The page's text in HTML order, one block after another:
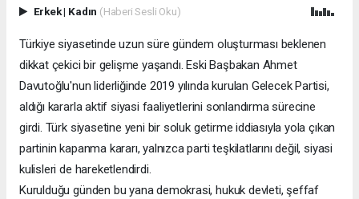
Erkek| Kadın (Haberi Sesli Oku)
Türkiye siyasetinde uzun süre gündem oluşturması beklenen
dikkat çekici bir gelişme yaşandı. Eski Başbakan Ahmet
Davutoğlu'nun liderliğinde 2019 yılında kurulan Gelecek Partisi,
aldığı kararla aktif siyasi faaliyetlerini sonlandırma sürecine
girdi. Türk siyasetine yeni bir soluk getirme iddiasıyla yola çıkan
partinin kapanma kararı, yalnızca parti teşkilatlarını değil, siyasi
kulisleri de hareketlendirdi.
Kurulduğu günden bu yana demokrasi, hukuk devleti, şeffaf